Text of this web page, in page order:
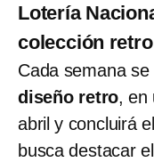
Lotería
colección
Cada semana se
diseño retro, en
abril y concluirá
busca destacar